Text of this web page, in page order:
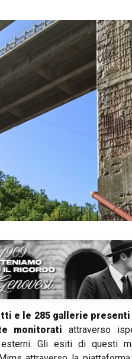
e le 285 gallerie
monitorati attraverso
Gli esiti di questi